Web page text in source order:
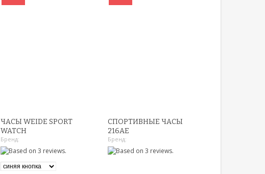
ЧАСЫ WEIDE SPORT
WATCH
Бренд:
СПОРТИВНЫЕ ЧАСЫ
216AE
Бренд: